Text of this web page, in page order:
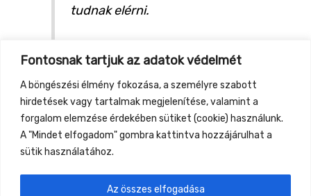
Fontosnak tartjuk az adatok védelmét
A böngészési élmény fokozása, a személyre szabott
hirdetések vagy tartalmak megjelenítése, valamint a
forgalom elemzése érdekében sütiket (cookie) használunk.
A "Mindet elfogadom" gombra kattintva hozzájárulhat a
sütik használatához.
Az összes elfogadása
tudnak elérni.
http://kozossegivallalkozas.hu/
https://inspi-racio.hu/rolunk/
Previous Event